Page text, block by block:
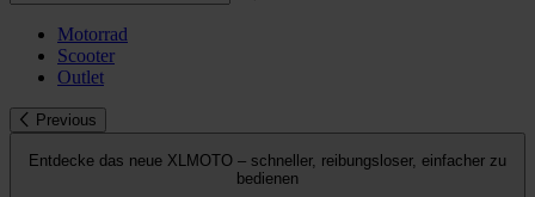
Motorrad
Scooter
Outlet
Previous
Entdecke das neue XLMOTO – schneller, reibungsloser, einfacher zu
bedienen